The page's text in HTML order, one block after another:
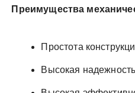
Преимущества
Простота
Высокая надежность